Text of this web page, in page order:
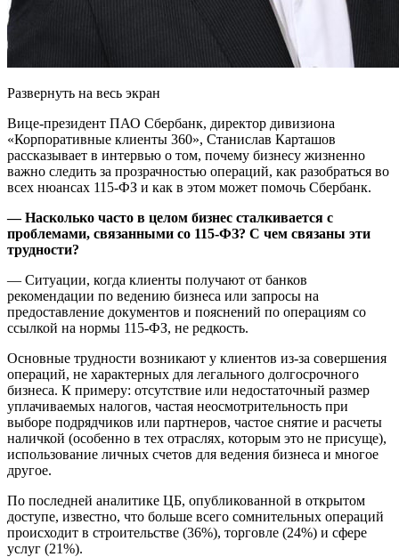
Развернуть на весь экран
Вице-президент ПАО Сбербанк, директор дивизиона
«Корпоративные клиенты 360», Станислав Карташов
рассказывает в интервью о том, почему бизнесу жизненно
важно следить за прозрачностью операций, как разобраться во
всех нюансах 115-ФЗ и как в этом может помочь Сбербанк.
— Насколько часто в целом бизнес сталкивается с
проблемами, связанными со 115-ФЗ? С чем связаны эти
трудности?
— Ситуации, когда клиенты получают от банков
рекомендации по ведению бизнеса или запросы на
предоставление документов и пояснений по операциям со
ссылкой на нормы 115-ФЗ, не редкость.
Основные трудности возникают у клиентов из-за совершения
операций, не характерных для легального долгосрочного
бизнеса. К примеру: отсутствие или недостаточный размер
уплачиваемых налогов, частая неосмотрительность при
выборе подрядчиков или партнеров, частое снятие и расчеты
наличкой (особенно в тех отраслях, которым это не присуще),
использование личных счетов для ведения бизнеса и многое
другое.
По последней аналитике ЦБ, опубликованной в открытом
доступе, известно, что больше всего сомнительных операций
происходит в строительстве (36%), торговле (24%) и сфере
услуг (21%).